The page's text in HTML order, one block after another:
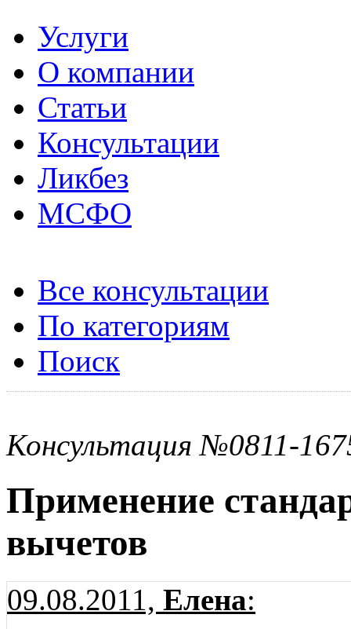
Услуги
О компании
Статьи
Консультации
Ликбез
МСФО
Все консультации
По категориям
Поиск
Консультация №0811-
Применение
вычетов
09.08.2011, Елена: